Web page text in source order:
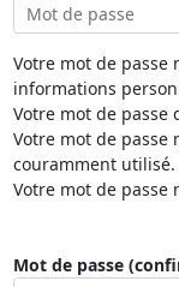
Votre mot de passe
informations
Votre mot de passe
Votre mot de passe
couramment utilisé.
Votre mot de
Mot de passe